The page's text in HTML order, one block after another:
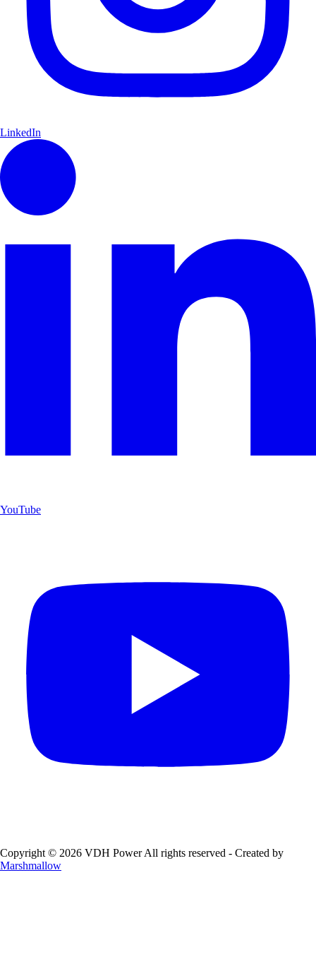
LinkedIn
YouTube
Copyright © 2026 VDH Power All rights reserved - Created by
Marshmallow